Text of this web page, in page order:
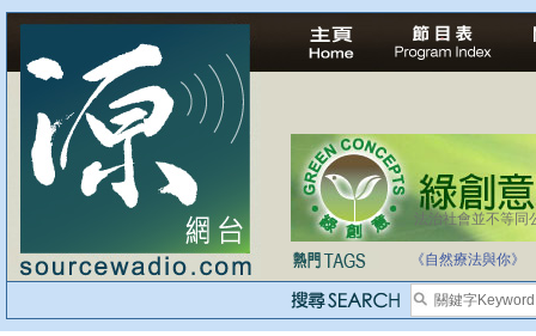
法治社會並不等同
自家教育合法化-
《自然療法與你》